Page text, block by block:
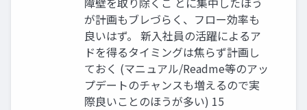
が計画もブレづらく、フロー効率も
良いはず。 新入社員の活躍によるア
ドを得るタイミングは焦らず計画し
ておく (マニュアル/Readme等のアッ
プデートのチャンスも増えるので実
際良いことのほうが多い) 15